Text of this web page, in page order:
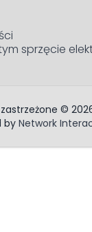
sprzęcie
©
byNetwork